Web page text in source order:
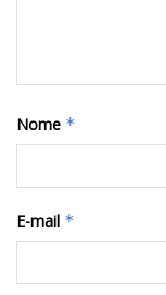
Nome *
E-mail *